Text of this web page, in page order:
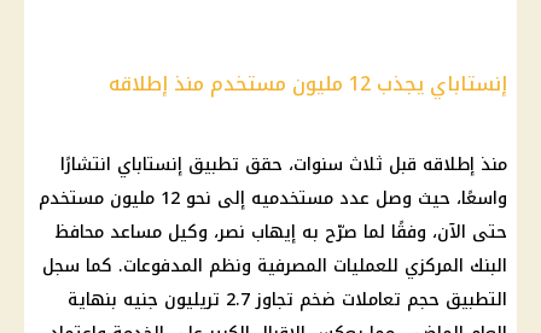
إنستاباي يجذب 12 مليون مستخدم منذ إطلاقه
منذ إطلاقه قبل ثلاث سنوات، حقق تطبيق إنستاباي انتشارًا
واسعًا، حيث وصل عدد مستخدميه إلى نحو 12 مليون مستخدم
حتى الآن، وفقًا لما صرّح به إيهاب نصر، وكيل مساعد محافظ
البنك المركزي للعمليات المصرفية ونظم المدفوعات. كما سجل
التطبيق حجم تعاملات ضخم تجاوز 2.7 تريليون جنيه بنهاية